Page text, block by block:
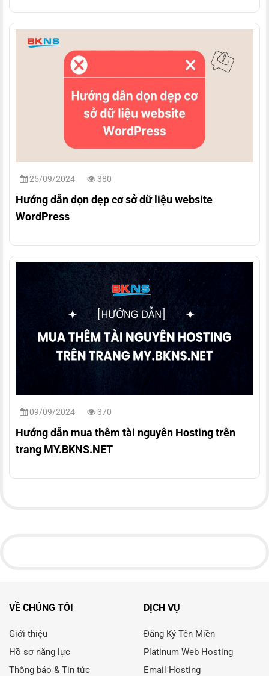
25/09/2024 380
Hướng dẫn dọn dẹp cơ sở dữ liệu website
WordPress
09/09/2024 370
Hướng dẫn mua thêm tài nguyên Hosting trên
trang MY.BKNS.NET
VỀ CHÚNG TÔI
Giới thiệu
Hồ sơ năng lực
Thông báo & Tin tức
DỊCH VỤ
Đăng Ký Tên Miền
Platinum Web Hosting
Email Hosting